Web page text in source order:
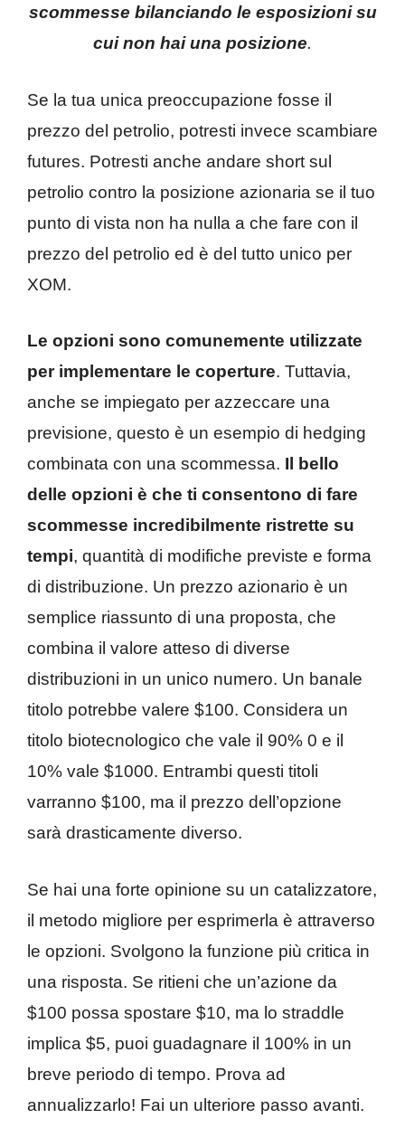
scommesse bilanciando le esposizioni su
cui non hai una posizione.
Se la tua unica preoccupazione fosse il
prezzo del petrolio, potresti invece scambiare
futures. Potresti anche andare short sul
petrolio contro la posizione azionaria se il tuo
punto di vista non ha nulla a che fare con il
prezzo del petrolio ed è del tutto unico per
XOM.
Le opzioni sono comunemente utilizzate
per implementare le coperture. Tuttavia,
anche se impiegato per azzeccare una
previsione, questo è un esempio di hedging
combinata con una scommessa. Il bello
delle opzioni è che ti consentono di fare
scommesse incredibilmente ristrette su
tempi, quantità di modifiche previste e forma
di distribuzione. Un prezzo azionario è un
semplice riassunto di una proposta, che
combina il valore atteso di diverse
distribuzioni in un unico numero. Un banale
titolo potrebbe valere $100. Considera un
titolo biotecnologico che vale il 90% 0 e il
10% vale $1000. Entrambi questi titoli
varranno $100, ma il prezzo dell’opzione
sarà drasticamente diverso.
Se hai una forte opinione su un catalizzatore,
il metodo migliore per esprimerla è attraverso
le opzioni. Svolgono la funzione più critica in
una risposta. Se ritieni che un’azione da
$100 possa spostare $10, ma lo straddle
implica $5, puoi guadagnare il 100% in un
breve periodo di tempo. Prova ad
annualizzarlo! Fai un ulteriore passo avanti.